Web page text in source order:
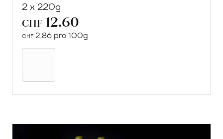
2 x 220g
CHF 12.60
CHF 2.86 pro 100g